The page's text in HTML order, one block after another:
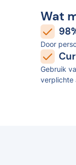
Wat
Door
Gebruik
verplichte